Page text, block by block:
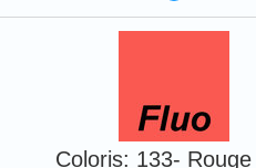
Coloris: 133-